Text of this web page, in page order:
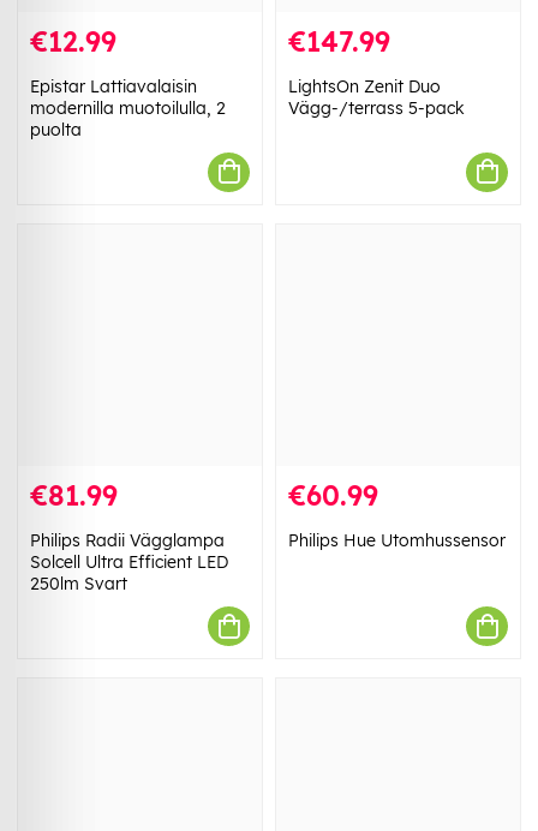
€12.99
Epistar Lattiavalaisin
modernilla muotoilulla, 2
puolta
€147.99
LightsOn Zenit Duo
Vägg-/terrass 5-pack
€81.99
Philips Radii Vägglampa
Solcell Ultra Efficient LED
250lm Svart
€60.99
Philips Hue Utomhussensor